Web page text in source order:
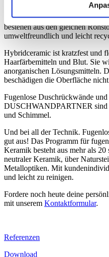
Fugenlose Duschwände und
Hybridceramic sind ein
bestehen aus den gleichen
umweltfreundlich und leicht
Hybridceramic ist kratzfest und
Haarfärbemitteln und Blut. Sie
anorganischen Lösungsmitteln.
beschädigen die Oberfläche
Fugenlose Duschrückwände
DUSCHWANDPARTNER sind
und Schimmel.
Und bei all der Technik.
gut aus! Das Programm für
Keramik besteht aus mehr als
neutraler Keramik, über
Metalloptiken. Mit
und leicht zu reinigen.
Fordere noch heute deine
mit unserem Kontaktformular.
Referenzen
Download